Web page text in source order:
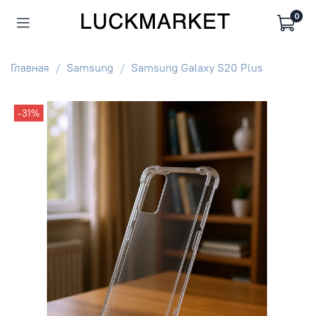
0
Главная Samsung Samsung Galaxy S20 Plus
-31%